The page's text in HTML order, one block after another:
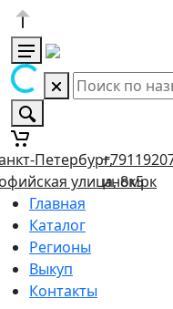
Петербург,
улица, 8к5
иномрк
Главная
Каталог
Регионы
Выкуп
Контакты